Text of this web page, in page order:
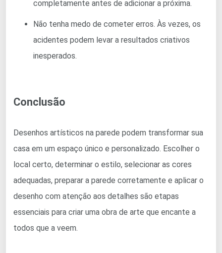
completamente antes de adicionar a próxima.
Não tenha medo de cometer erros. Às vezes, os
acidentes podem levar a resultados criativos
inesperados.
Conclusão
Desenhos artísticos na parede podem transformar sua
casa em um espaço único e personalizado. Escolher o
local certo, determinar o estilo, selecionar as cores
adequadas, preparar a parede corretamente e aplicar o
desenho com atenção aos detalhes são etapas
essenciais para criar uma obra de arte que encante a
todos que a veem.